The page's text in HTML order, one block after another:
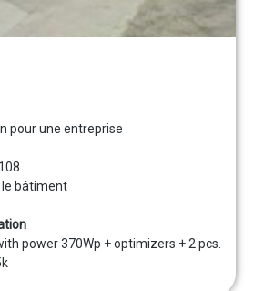
pour une entreprise
108
le bâtiment
power 370Wp + optimizers + 2 pcs.